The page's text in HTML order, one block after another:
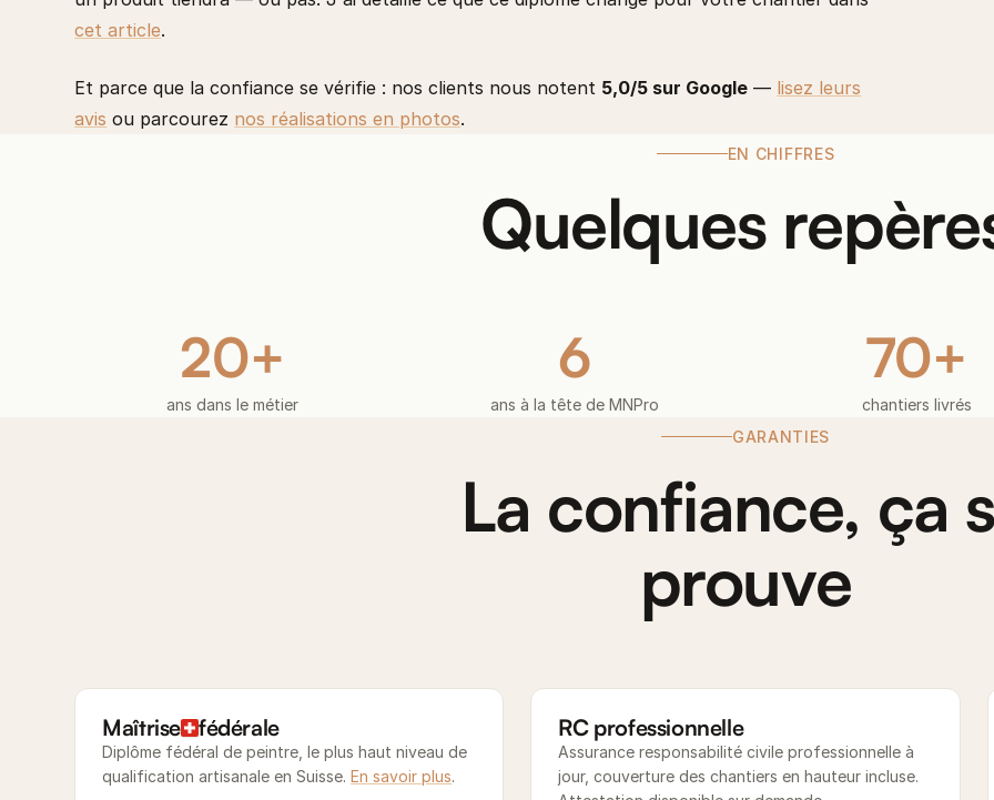
cet article.
Et parce que la confiance se vérifie : nos clients nous notent 5,0/5 sur Google — lisez leurs
avis ou parcourez nos réalisations en photos.
EN CHIFFRES
Quelques
20+
ans dans le métier
6
ans à la tête de MNPro
70+
chantiers livrés
GARANTIES
La confiance, ça
prouve
Maîtrise fédérale
Diplôme fédéral de peintre, le plus haut niveau de
qualification artisanale en Suisse.En savoir plus.
RC professionnelle
Assurance responsabilité civile professionnelle à
jour, couverture des chantiers en hauteur incluse.